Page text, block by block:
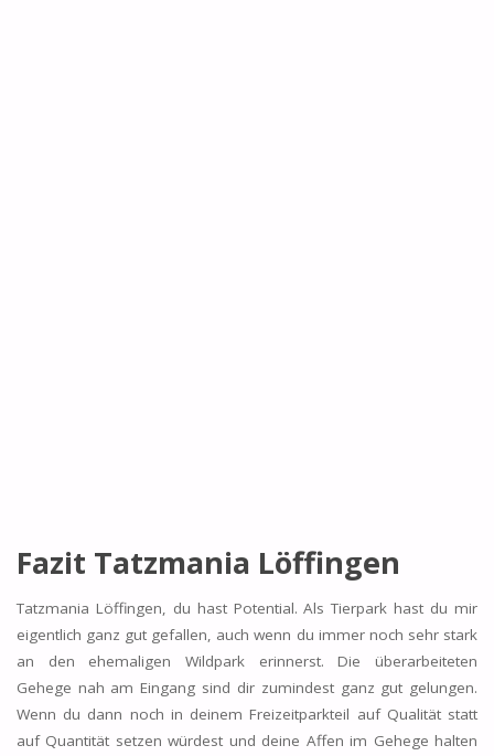
Fazit Tatzmania Löffingen
Tatzmania Löffingen, du hast Potential. Als Tierpark hast du mir
eigentlich ganz gut gefallen, auch wenn du immer noch sehr stark
an den ehemaligen Wildpark erinnerst. Die überarbeiteten
Gehege nah am Eingang sind dir zumindest ganz gut gelungen.
Wenn du dann noch in deinem Freizeitparkteil auf Qualität statt
auf Quantität setzen würdest und deine Affen im Gehege halten